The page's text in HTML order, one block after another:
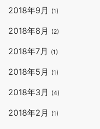
2018年9月 (1)
2018年8月 (2)
2018年7月 (1)
2018年5月 (1)
2018年3月 (4)
2018年2月 (1)